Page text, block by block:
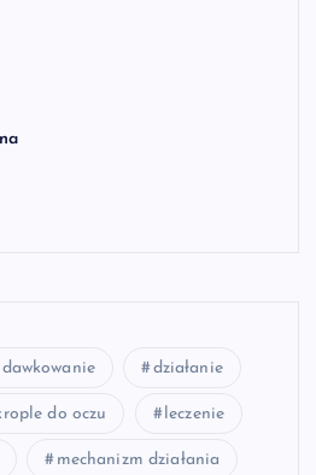
dawkowanie działanie
do oczu leczenie
mechanizm działania